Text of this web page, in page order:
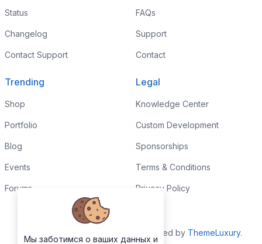
Status
Changelog
Contact Support
FAQs
Support
Contact
Trending
Shop
Portfolio
Blog
Events
Forums
Legal
Knowledge Center
Custom Development
Sponsorships
Terms & Conditions
Privacy Policy
Copyrights © 2026. All Rights Reserved by ThemeLuxury.
Мы заботимся о ваших данных и